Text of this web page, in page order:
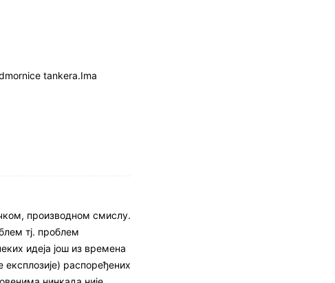
tankera.Ima
производном смислу.
тј. проблем
идеја још из времена
распоређених